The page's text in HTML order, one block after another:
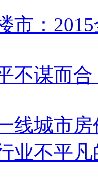
市：
不谋而
线城市
业不平凡